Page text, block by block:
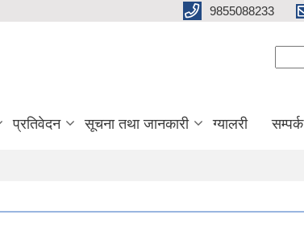
9855088233
प्रतिवेदन सूचना तथा जानकारी ग्यालरी सम्पर्क